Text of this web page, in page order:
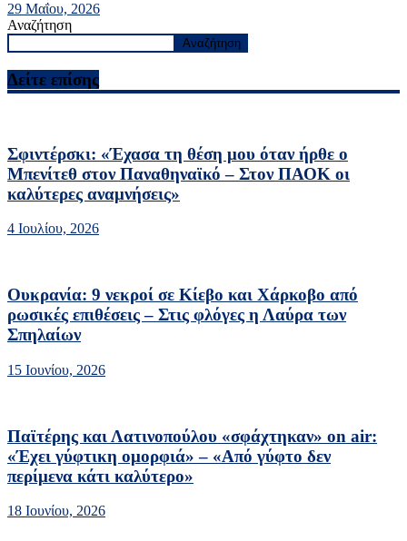
29 Μαΐου, 2026
Αναζήτηση
Αναζήτηση
Δείτε επίσης
Σφιντέρσκι: «Έχασα τη θέση μου όταν ήρθε ο
Μπενίτεθ στον Παναθηναϊκό – Στον ΠΑΟΚ οι
καλύτερες αναμνήσεις»
4 Ιουλίου, 2026
Ουκρανία: 9 νεκροί σε Κίεβο και Χάρκοβο από
ρωσικές επιθέσεις – Στις φλόγες η Λαύρα των
Σπηλαίων
15 Ιουνίου, 2026
Παϊτέρης και Λατινοπούλου «σφάχτηκαν» on air:
«Έχει γύφτικη ομορφιά» – «Από γύφτο δεν
περίμενα κάτι καλύτερο»
18 Ιουνίου, 2026